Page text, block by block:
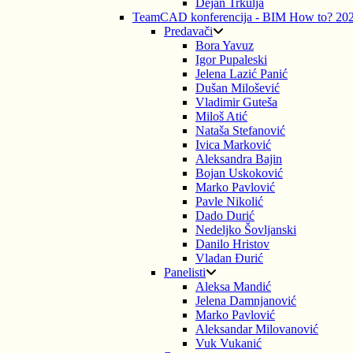
Dejan Trkulja
TeamCAD konferencija - BIM How to?
Predavači
Bora Yavuz
Igor Pupaleski
Jelena Lazić Panić
Dušan Milošević
Vladimir Guteša
Miloš Atić
Nataša Stefanović
Ivica Marković
Aleksandra Bajin
Bojan Uskoković
Marko Pavlović
Pavle Nikolić
Dado Durić
Nedeljko Šovljanski
Danilo Hristov
Vladan Đurić
Panelisti
Aleksa Mandić
Jelena Damnjanović
Marko Pavlović
Aleksandar Milovanović
Vuk Vukanić